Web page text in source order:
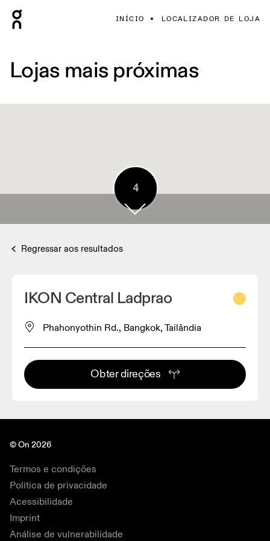
INÍCIO LOCALIZADOR DE LOJA
Lojas mais próximas
5
4
Regressar aos resultados
IKON Central Ladprao
Phahonyothin Rd., Bangkok, Tailândia
Obter direções
© On 2026
Termos e condições
Política de privacidade
Acessibilidade
Imprint
Análise de vulnerabilidade